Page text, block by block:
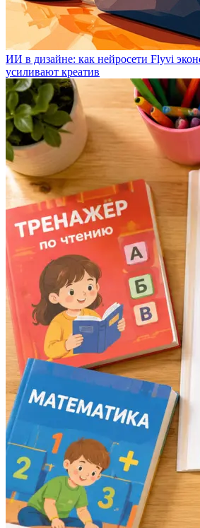
ИИ в дизайне: как нейросети Flyvi
усиливают креатив